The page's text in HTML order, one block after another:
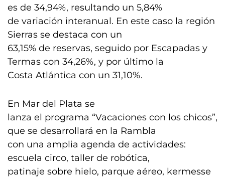
es de 34,94%, resultando un 5,84%
de variación interanual. En este caso la región
Sierras se destaca con un
63,15% de reservas, seguido por Escapadas y
Termas con 34,26%, y por último la
Costa Atlántica con un 31,10%.
En Mar del Plata se
lanza el programa “Vacaciones con los chicos”,
que se desarrollará en la Rambla
con una amplia agenda de actividades:
escuela circo, taller de robótica,
patinaje sobre hielo, parque aéreo, kermesse